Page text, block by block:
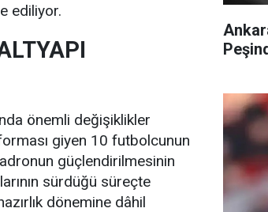
ediliyor.
önemli değişiklikler
giyen 10 futbolcunun
güçlendirilmesinin
sürdüğü süreçte
dönemine dâhil